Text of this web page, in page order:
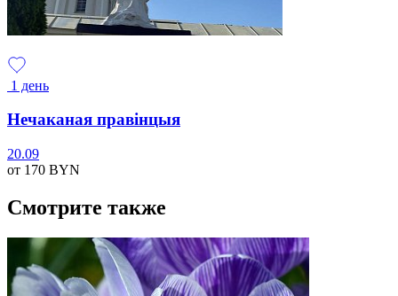
1 день
Нечаканая правінцыя
20.09
от 170 BYN
Смотрите также